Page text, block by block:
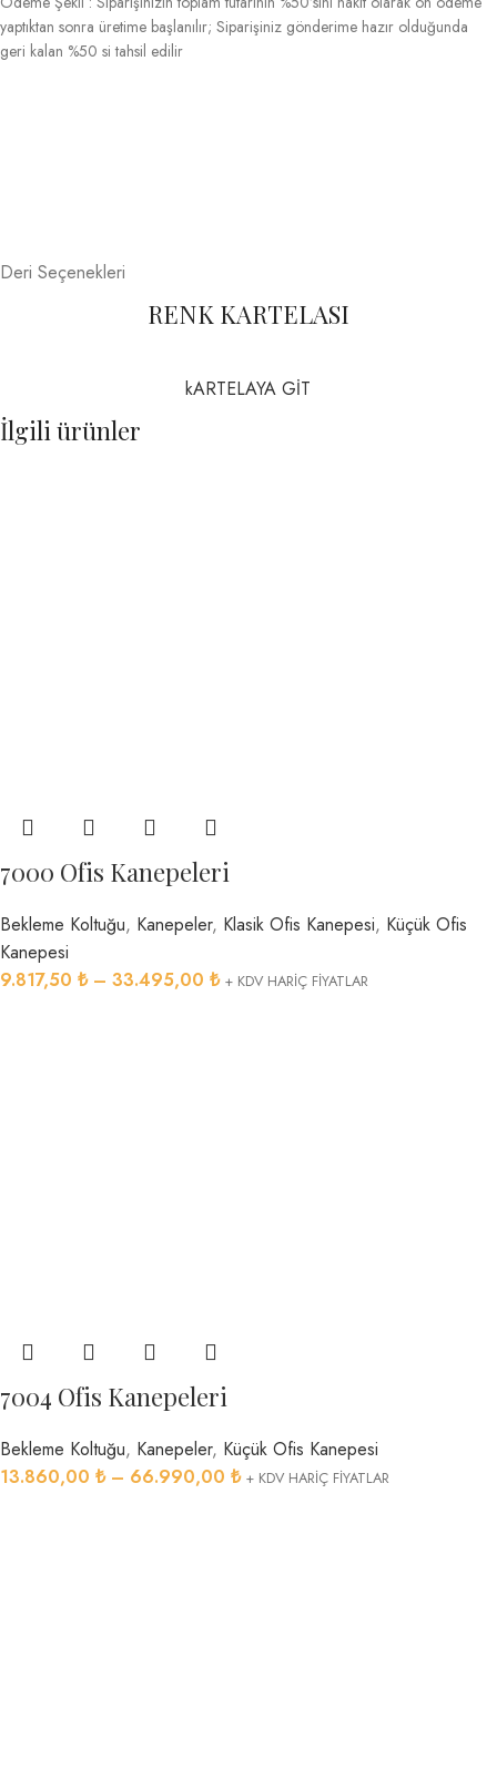
yaptıktan sonra üretime başlanılır; Siparişiniz gönderime hazır olduğunda
geri kalan %50 si tahsil edilir
Deri Seçenekleri
RENK KARTELASI
kARTELAYA GİT
İlgili ürünler
7000 Ofis Kanepeleri
Bekleme Koltuğu, Kanepeler, Klasik Ofis Kanepesi, Küçük Ofis
Kanepesi
9.817,50 ₺ – 33.495,00 ₺ + KDV HARİÇ FİYATLAR
7004 Ofis Kanepeleri
Bekleme Koltuğu, Kanepeler, Küçük Ofis Kanepesi
13.860,00 ₺ – 66.990,00 ₺ + KDV HARİÇ FİYATLAR